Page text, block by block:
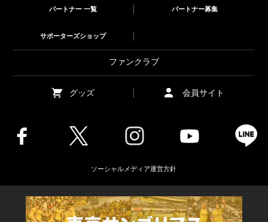
パートナー 一覧 パートナー募集
サポーターズショップ
ファンクラブ
グッズ 会員サイト
ソーシャルメディア運営方針